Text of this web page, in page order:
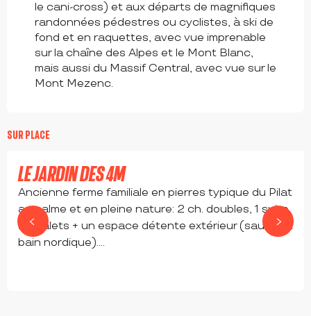
le cani-cross) et aux départs de magnifiques
randonnées pédestres ou cyclistes, à ski de
fond et en raquettes, avec vue imprenable
sur la chaîne des Alpes et le Mont Blanc,
mais aussi du Massif Central, avec vue sur le
Mont Mezenc.
SUR PLACE
110€
LE JARDIN DES 4M
Ancienne ferme familiale en pierres typique du Pilat
au calme et en pleine nature: 2 ch. doubles, 1 suite,
2 chalets + un espace détente extérieur (sauna et
bain nordique)....